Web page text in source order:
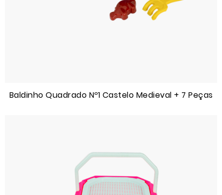
Baldinho Quadrado Nº1 Castelo Medieval + 7 Peças